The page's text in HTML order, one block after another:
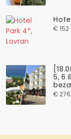
€ 152
5, 6
€ 276